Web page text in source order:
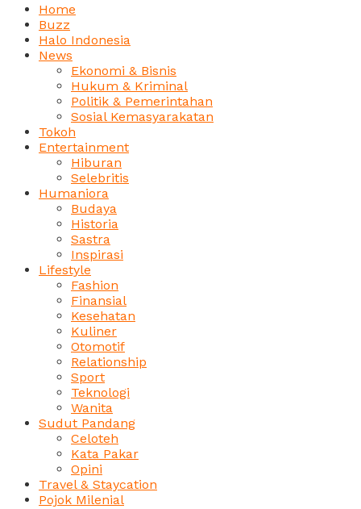
Home
Buzz
Halo Indonesia
News
Ekonomi & Bisnis
Hukum & Kriminal
Politik & Pemerintahan
Sosial Kemasyarakatan
Tokoh
Entertainment
Hiburan
Selebritis
Humaniora
Budaya
Historia
Sastra
Inspirasi
Lifestyle
Fashion
Finansial
Kesehatan
Kuliner
Otomotif
Relationship
Sport
Teknologi
Wanita
Sudut Pandang
Celoteh
Kata Pakar
Opini
Travel & Staycation
Pojok Milenial